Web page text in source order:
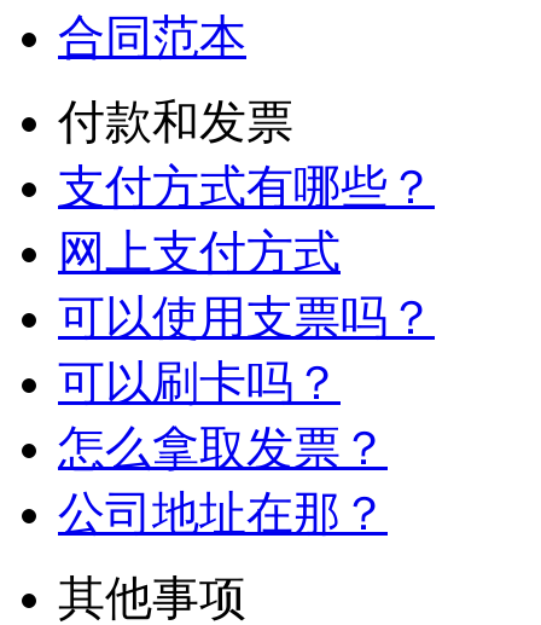
合同范本
付款和发票
支付方式有哪些？
网上支付方式
可以使用支票吗？
可以刷卡吗？
怎么拿取发票？
公司地址在那？
其他事项